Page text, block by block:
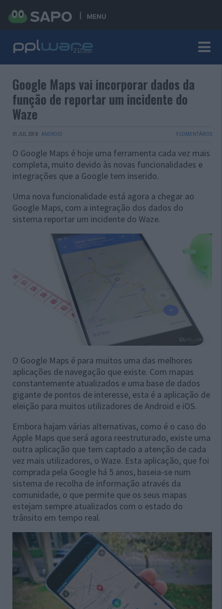
MENU
Google Maps vai incorporar dados da
função de reportar um incidente do
Waze
01 JUL 2018 · ANDROID 9 COMENTÁRIOS
O Google Maps é hoje uma ferramenta cada vez mais
completa, muito devido às novas funcionalidades e
integrações que a Google tem inserido.
Uma nova funcionalidade está agora a chegar ao
Google Maps, com a integração dos dados do
sistema reportar um incidente do Waze.
O Google Maps é para muitos uma das melhores
aplicações de navegação que existe. Com mapas
constantemente atualizados e uma base de dados
gigante de pontos de interesse, esta é a aplicação de
eleição para muitos utilizadores de Android e iOS.
Embora hajam várias alternativas, como é o caso do
Apple Maps que será agora reestruturado, existe uma
outra aplicação que tem captado a atenção de cada
vez mais utilizadores, o Waze. Esta aplicação, que foi
comprada pela Google há 5 anos, baseia-se num
sistema de recolha de informação através da
comunidade, o que permite que os seus mapas
estejam sempre atualizados com o estado do
trânsito em tempo real.